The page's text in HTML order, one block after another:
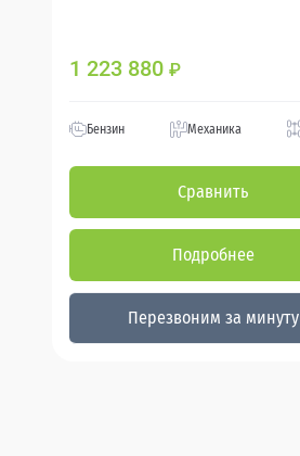
1 223 880 ₽
Бензин Механика
Сравнить
Подробнее
Перезвоним за минуту